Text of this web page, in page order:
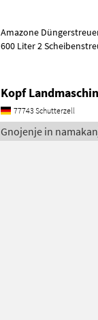
Amazone Düngerstreuer ZAF 603, 600 Liter (Int. Nr. 17744)
600 Liter 2
Kopf
77743 Schutterzell
Gnojenje in